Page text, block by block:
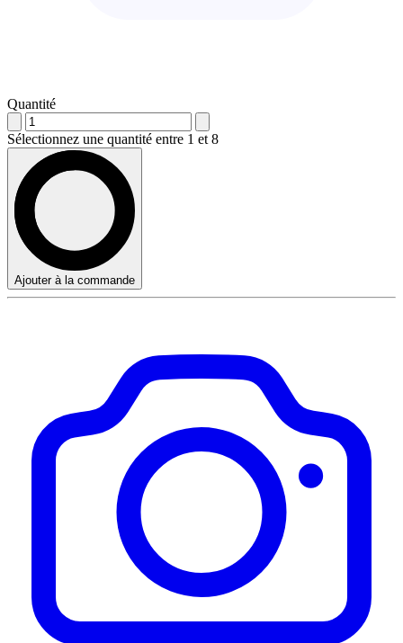
Quantité
Sélectionnez une quantité entre 1 et 8
Ajouter à la commande